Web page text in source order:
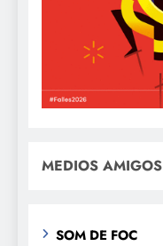
MEDIOS AMIGOS
SOM DE FOC